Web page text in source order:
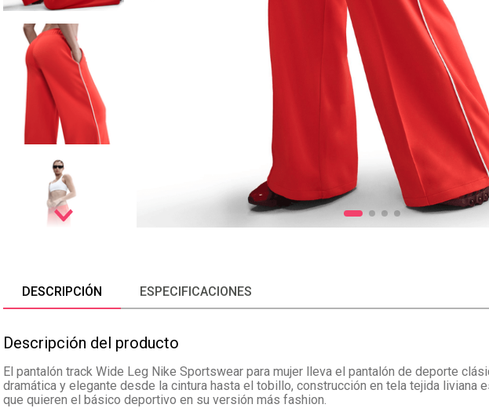
DESCRIPCIÓN ESPECIFICACIONES
Descripción del producto
El pantalón track Wide Leg Nike Sportswear para mujer lleva el pantalón de deporte
dramática y elegante desde la cintura hasta el tobillo, construcción en tela tejida
que quieren el básico deportivo en su versión más fashion.